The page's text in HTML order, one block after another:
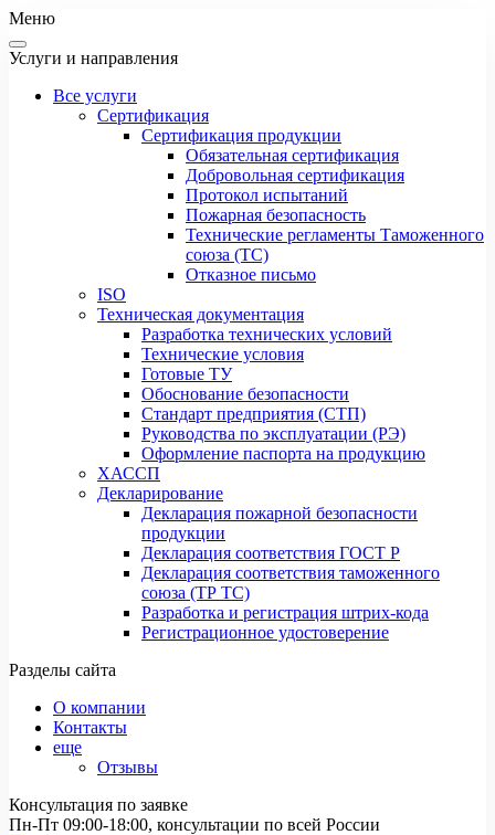
Меню
Услуги и направления
Все услуги
Сертификация
Сертификация продукции
Обязательная сертификация
Добровольная сертификация
Протокол испытаний
Пожарная безопасность
Технические регламенты Таможенного
союза (ТС)
Отказное письмо
ISO
Техническая документация
Разработка технических условий
Технические условия
Готовые ТУ
Обоснование безопасности
Стандарт предприятия (СТП)
Руководства по эксплуатации (РЭ)
Оформление паспорта на продукцию
ХАССП
Декларирование
Декларация пожарной безопасности
продукции
Декларация соответствия ГОСТ Р
Декларация соответствия таможенного
союза (ТР ТС)
Разработка и регистрация штрих-кода
Регистрационное удостоверение
Разделы сайта
О компании
Контакты
еще
Отзывы
Консультация по заявке
Пн-Пт 09:00-18:00, консультации по всей России